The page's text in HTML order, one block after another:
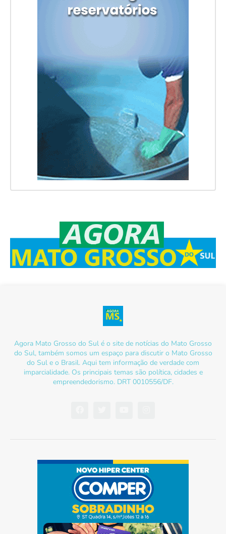
Agora Mato Grosso do Sul é o site de notícias do Mato Grosso
do Sul, também somos um espaço para discutir o Mato Grosso
do Sul e o Brasil. Aqui tem informação de verdade com
imparcialidade. Os principais temas são política, cidades e
empreendedorismo. DRT 0010556/DF.